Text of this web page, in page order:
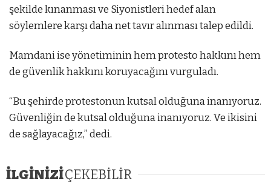
şekilde kınanması ve Siyonistleri hedef alan
söylemlere karşı daha net tavır alınması talep edildi.
Mamdani ise yönetiminin hem protesto hakkını hem
de güvenlik hakkını koruyacağını vurguladı.
“Bu şehirde protestonun kutsal olduğuna inanıyoruz.
Güvenliğin de kutsal olduğuna inanıyoruz. Ve ikisini
de sağlayacağız,” dedi.
İLGİNİZİÇEKEBİLİR